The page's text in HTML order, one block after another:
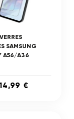
SAMSUNG
A56/A36
€